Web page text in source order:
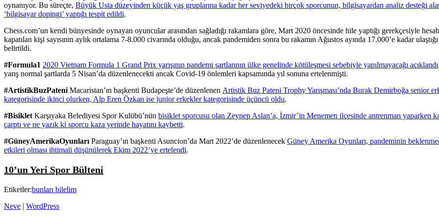
oynanıyor. Bu süreçte, Büyük Usta düzeyinden küçük yaş gruplarına kadar her seviyedeki birçok sporcunun, bilgisayardan analiz desteği
‘bilgisayar dopingi’ yaptığı tespit edildi.
Chess.com’un kendi bünyesinde oynayan oyuncular arasından sağladığı rakamlara göre, Mart 2020 öncesinde hile yaptığı gerekçesiyle
kapatılan kişi sayısının aylık ortalama 7-8.000 civarında olduğu, ancak pandemiden sonra bu rakamın Ağustos ayında 17.000’e kadar ulaştığı
belirtildi.
#Formula1 2020 Vietnam Formula 1 Grand Prix yarışının pandemi şartlarının ülke genelinde kötüleşmesi sebebiyle yapılmayacağı açıklandı
yarış normal şartlarda 5 Nisan’da düzenlenecekti ancak Covid-19 önlemleri kapsamında yıl sonuna ertelenmişti.
#ArtistikBuzPateni Macaristan’ın başkenti Budapeşte’de düzenlenen Artistik Buz Pateni Trophy Yarışması’nda Burak Demirboğa senior
kategorisinde ikinci olurken, Alp Eren Özkan ise junior erkekler kategorisinde üçüncü oldu.
#Bisiklet Karşıyaka Belediyesi Spor Kulübü’nün bisiklet sporcusu olan Zeynep Aslan’a, İzmir’in Menemen ilçesinde antrenman yaparken
çarptı ve ne yazık ki sporcu kaza yerinde hayatını kaybetti.
#GüneyAmerikaOyunları Paraguay’ın başkenti Asuncion’da Mart 2022’de düzenlenecek Güney Amerika Oyunları, pandeminin
etkileri olması ihtimali düşünülerek Ekim 2022’ye ertelendi.
10’un Yeri Spor Bülteni
Etiketler:bunları bilelim
Neve | WordPress